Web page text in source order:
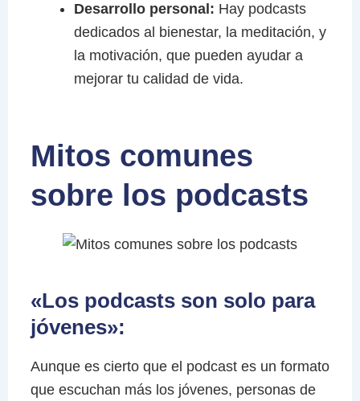
Desarrollo personal: Hay podcasts
dedicados al bienestar, la meditación, y
la motivación, que pueden ayudar a
mejorar tu calidad de vida.
Mitos comunes
sobre los podcasts
«Los podcasts son solo para
jóvenes»:
Aunque es cierto que el podcast es un formato
que escuchan más los jóvenes, personas de